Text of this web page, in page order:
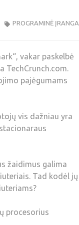
PROGRAMINĖ ĮRANGA
vakar paskelbė
TechCrunch.com.
pajėgumams
vis dažniau yra
žaidimus galima
Tad kodėl jų
procesorius